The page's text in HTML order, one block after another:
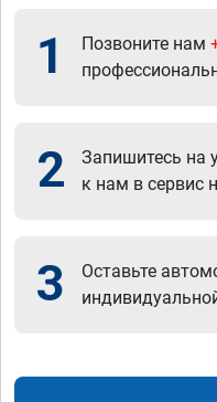
1 Позвоните нам
2
Запишитесь на
к нам в сервис
3
Оставьте